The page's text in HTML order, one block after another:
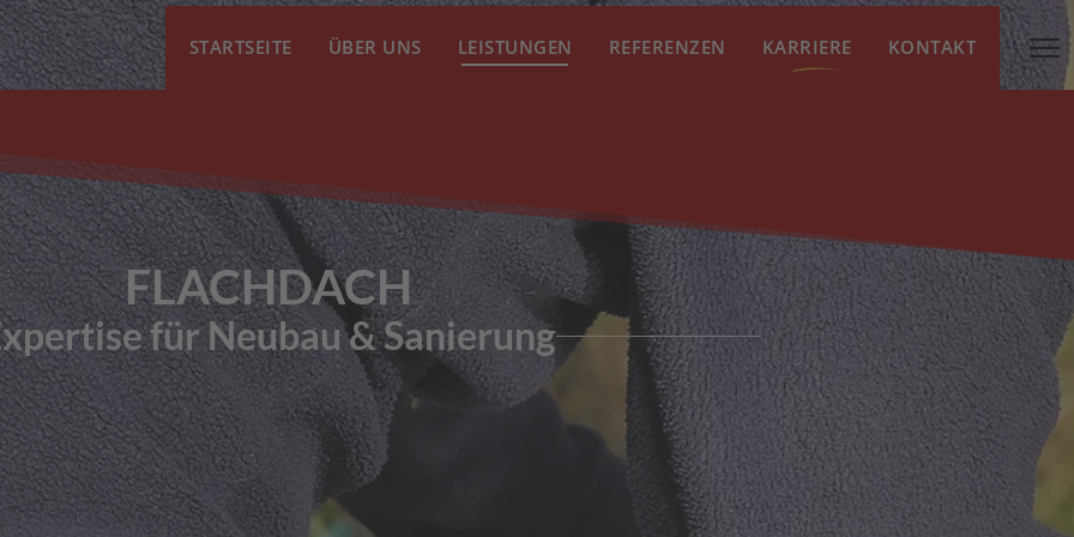
STARTSEITE ÜBER UNS LEISTUNGEN REFERENZEN KARRIERE KONTAKT
FLACHDACH
für Neubau & Sanierung